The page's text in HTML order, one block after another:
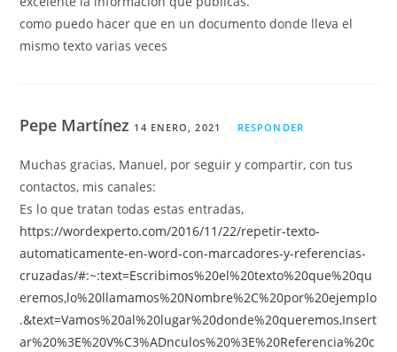
como puedo hacer que en un documento donde lleva el
mismo texto varias veces
Pepe Martínez 14 ENERO, 2021 RESPONDER
Muchas gracias, Manuel, por seguir y compartir, con tus
contactos, mis canales:
Es lo que tratan todas estas entradas,
https://wordexperto.com/2016/11/22/repetir-texto-
automaticamente-en-word-con-marcadores-y-referencias-
cruzadas/#:~:text=Escribimos%20el%20texto%20que%20qu
eremos,lo%20llamamos%20Nombre%2C%20por%20ejemplo
.&text=Vamos%20al%20lugar%20donde%20queremos,Insert
ar%20%3E%20V%C3%ADnculos%20%3E%20Referencia%20c